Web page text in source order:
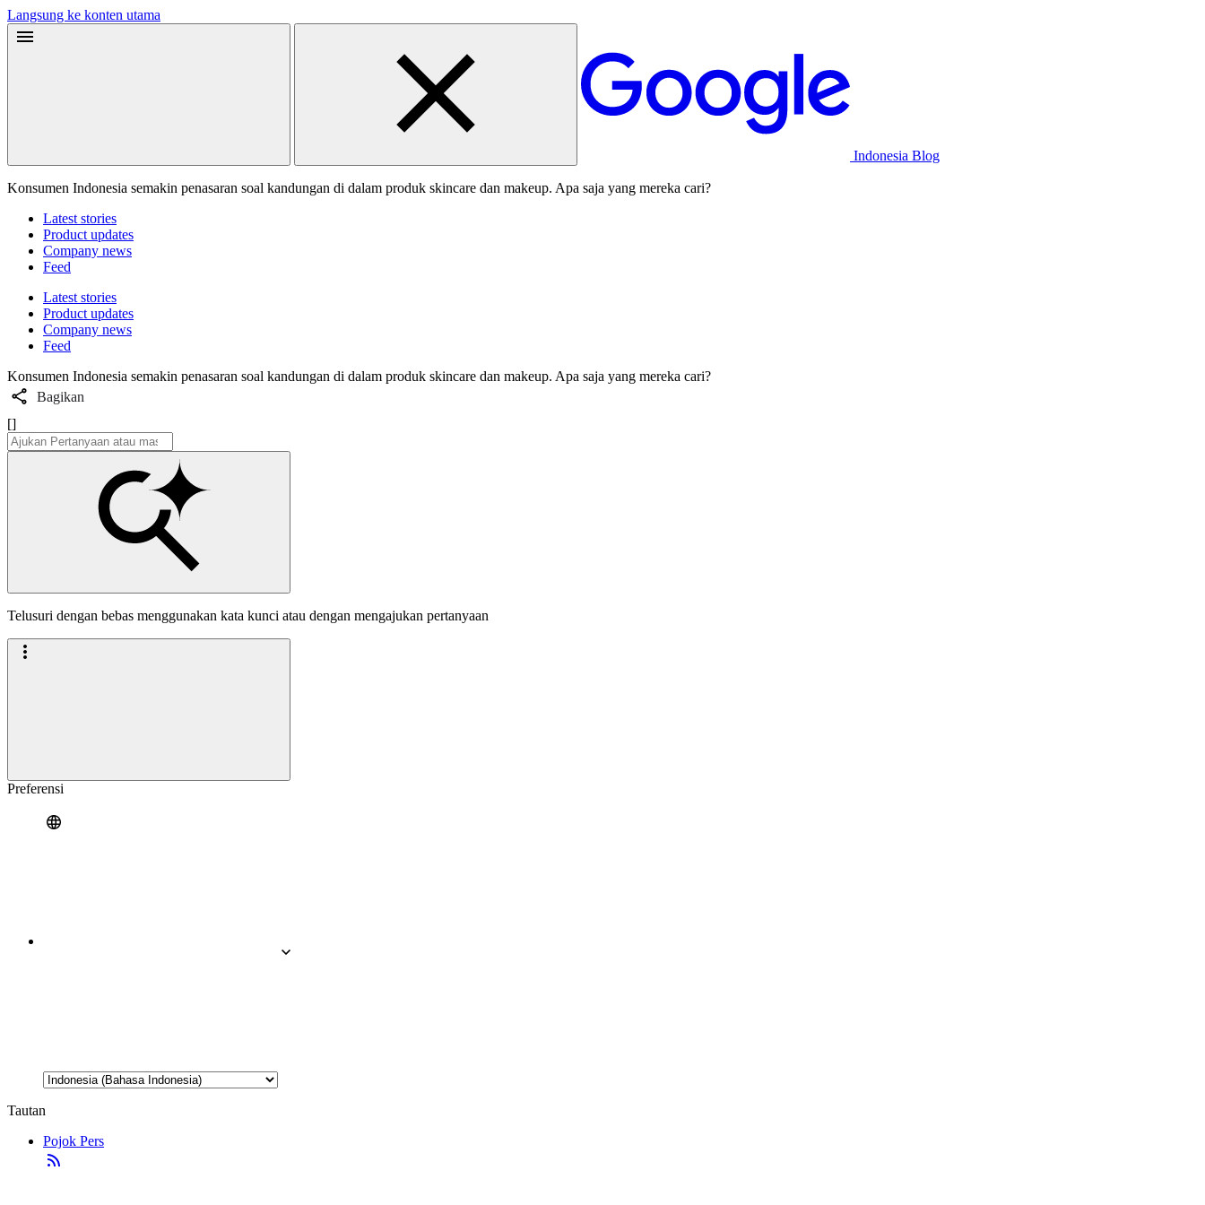
Langsung ke konten utama
Indonesia Blog
Konsumen Indonesia semakin penasaran soal kandungan di dalam produk skincare dan makeup. Apa saja yang mereka cari?
Latest stories
Product updates
Company news
Feed
Latest stories
Product updates
Company news
Feed
Konsumen Indonesia semakin penasaran soal kandungan di dalam produk skincare dan makeup. Apa saja yang mereka cari?
Bagikan
[]
Telusuri dengan bebas menggunakan kata kunci atau dengan mengajukan pertanyaan
Preferensi
Tautan
Pojok Pers